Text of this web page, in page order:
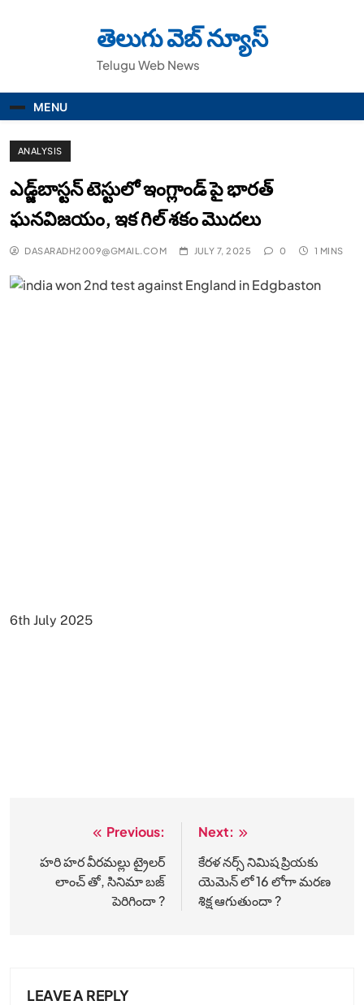
తెలుగు వెబ్ న్యూస్
Telugu Web News
MENU
ANALYSIS
ఎడ్జ్‌బాస్టన్‌ టెస్టులో ఇంగ్లాండ్ పై భారత్
ఘనవిజయం, ఇక గిల్ శకం మొదలు
DASARADH2009@GMAIL.COM JULY 7, 2025 0 1 MINS
6th July 2025
navigation
Previous:
హరి హర వీరమల్లు ట్రైలర్
లాంచ్ తో, సినిమా బ‌జ్
పెరిగిందా ?
Next:
కేరళ నర్స్ నిమిష ప్రియకు
యెమెన్ లో 16 లోగా మరణ
శిక్ష ఆగుతుందా ?
LEAVE A REPLY